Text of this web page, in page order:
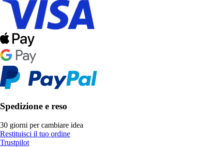
Spedizione e reso
30 giorni per cambiare idea
Restituisci il tuo ordine
Trustpilot